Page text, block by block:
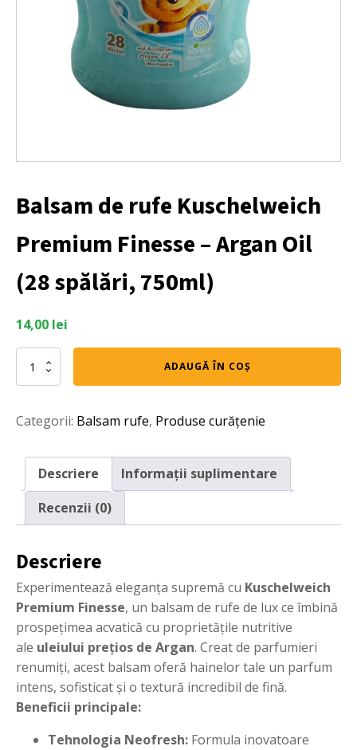
Balsam de rufe Kuschelweich
Premium Finesse – Argan Oil
(28 spălări, 750ml)
14,00 lei
Cantitate
Balsam
Kuschelweich
Argan
Oil
spălări,
ADAUGĂ ÎN COȘ
Categorii: Balsam rufe, Produse curățenie
Descriere
Informații suplimentare
Recenzii (0)
Descriere
Experimentează eleganța supremă cu Kuschelweich
Premium Finesse, un balsam de rufe de lux ce îmbină
prospețimea acvatică cu proprietățile nutritive
ale uleiului prețios de Argan. Creat de parfumieri
renumiți, acest balsam oferă hainelor tale un parfum
intens, sofisticat și o textură incredibil de fină.
Beneficii principale:
Tehnologia Neofresh: Formula inovatoare